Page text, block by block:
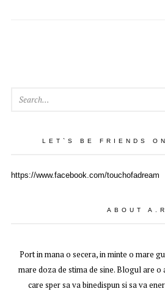
LET`S BE FRIENDS
https://www.facebook.com/touchofadream
ABOUT A.R
Port in mana o secera, in minte o mare
mare doza de stima de sine. Blogul are o
care sper sa va binedispun si sa va